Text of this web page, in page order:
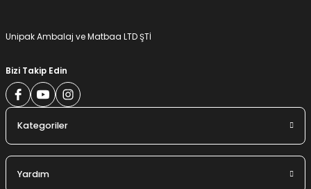
Unipak Ambalaj ve Matbaa LTD ŞTİ
Bizi Takip Edin
Kategoriler
Yardım